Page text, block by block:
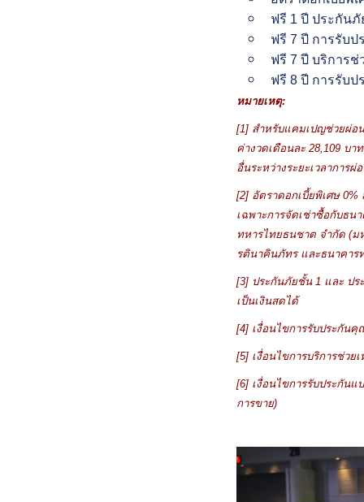
ฟรี 1 ปี ประกัน
ฟรี 7 ปี การรับป
ฟรี 7 ปี บริการช่
ฟรี 8 ปี การรับป
หมายเหตุ:
[1] สำหรับแคมเปญช่วยผ่อ
ค่างวดเดือนละ 28,109บาท
อื่นระหว่างระยะเวลาการ
[2] อัตราดอกเบี้ยพิเศษ
เฉพาะการจัดเช่าซื้อกับธน
ทหารไทยธนชาต จำกัด (ม
รตินาคินภัทร และธนาคา
[3] ประกันภัยชั้น 1 และ ป
เป็นเงินสดได้
[4] เงื่อนไขการรับประกัน
[5] เงื่อนไขการบริการช่วย
[6] เงื่อนไขการรับประกัน
การขาย)